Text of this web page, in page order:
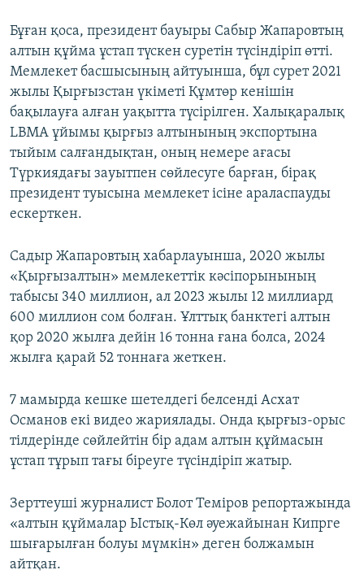
Бұған қоса, президент бауыры Сабыр Жапаровтың
алтын құйма ұстап түскен суретін түсіндіріп өтті.
Мемлекет басшысының айтуынша, бұл сурет 2021
жылы Қырғызстан үкіметі Құмтөр кенішін
бақылауға алған уақытта түсірілген. Халықаралық
LBMA ұйымы қырғыз алтынының экспортына
тыйым салғандықтан, оның немере ағасы
Түркиядағы зауытпен сөйлесуге барған, бірақ
президент туысына мемлекет ісіне араласпауды
ескерткен.
Садыр Жапаровтың хабарлауынша, 2020 жылы
«Қырғызалтын» мемлекеттік кәсіпорынының
табысы 340 миллион, ал 2023 жылы 12 миллиард
600 миллион сом болған. Ұлттық банктегі алтын
қор 2020 жылға дейін 16 тонна ғана болса, 2024
жылға қарай 52 тоннаға жеткен.
7 мамырда кешке шетелдегі белсенді Асхат
Османов екі видео жариялады. Онда қырғыз-орыс
тілдерінде сөйлейтін бір адам алтын құймасын
ұстап тұрып тағы біреуге түсіндіріп жатыр.
Зерттеуші журналист Болот Теміров репортажында
«алтын құймалар Ыстық-Көл әуежайынан Кипрге
шығарылған болуы мүмкін» деген болжамын
айтқан.